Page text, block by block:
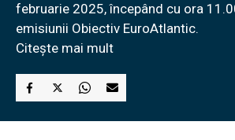
februarie 2025, începând cu ora
emisiunii Obiectiv EuroAtlantic.
Citește mai mult